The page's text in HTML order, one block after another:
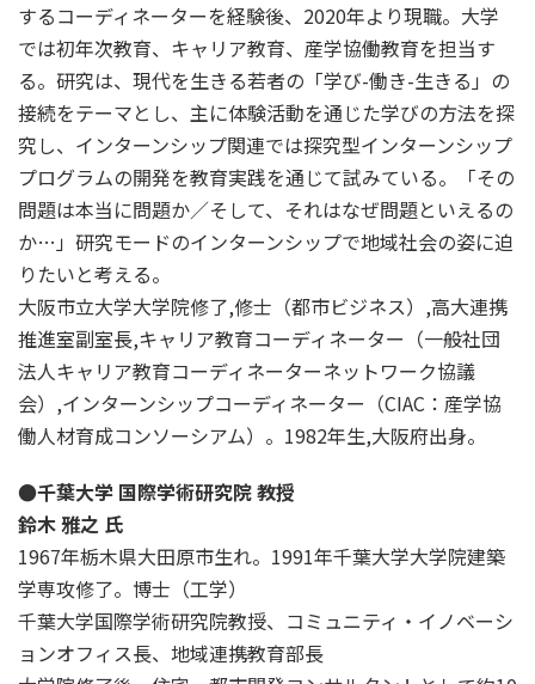
するコーディネーターを経験後、2020年より現職。大学
では初年次教育、キャリア教育、産学協働教育を担当す
る。研究は、現代を生きる若者の「学び-働き-生きる」の
接続をテーマとし、主に体験活動を通じた学びの方法を探
究し、インターンシップ関連では探究型インターンシップ
プログラムの開発を教育実践を通じて試みている。「その
問題は本当に問題か／そして、それはなぜ問題といえるの
か…」研究モードのインターンシップで地域社会の姿に迫
りたいと考える。
大阪市立大学大学院修了,修士（都市ビジネス）,高大連携
推進室副室長,キャリア教育コーディネーター（一般社団
法人キャリア教育コーディネーターネットワーク協議
会）,インターンシップコーディネーター（CIAC：産学協
働人材育成コンソーシアム）。1982年生,大阪府出身。
●千葉大学 国際学術研究院 教授
鈴木 雅之 氏
1967年栃木県大田原市生れ。1991年千葉大学大学院建築
学専攻修了。博士（工学）
千葉大学国際学術研究院教授、コミュニティ・イノベーシ
ョンオフィス長、地域連携教育部長